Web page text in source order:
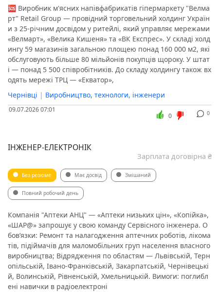
🆘 Виробник м'ясних напівфабрикатів гіпермаркету "Велма
рт" Retail Group — провідний торговельний холдинг Україн
и з 25-річним досвідом у ритейлі, який управляє мережами
«Велмарт», «Велика Кишеня» та «ВК Експрес». У складі холд
ингу 59 магазинів загальною площею понад 160 000 м2, які
обслуговують більше 80 мільйонів покупців щороку. У штат
і — понад 5 500 співробітників. До складу холдингу також вх
одять мережі ТРЦ — «Екватор»,
Чернівці | Виробництво, технологи, інженери
09.07.2026 07:01 0
0
ІНЖЕНЕР-ЕЛЕКТРОНІК
Зарплата договірна ₴
Без резюме Має досвід Змішаний
Повний робочий день
Компанія "Аптеки АНЦ" — «Аптеки низьких цін», «Копійка»,
«ШАР@» запрошує у свою команду Сервісного інженера. О
бов’язки: Ремонт та налагодження аптечних роботів, лікома
тів, підіймачів для маломобільних груп населення власного
виробництва; Відрядження по областям — Львівській, Терн
опільській, Івано-Франківській, Закарпатській, Чернівецькі
й, Волинській, Рівненській, Хмельницькій. Вимоги: поглибл
ені навички в радіоелектроні